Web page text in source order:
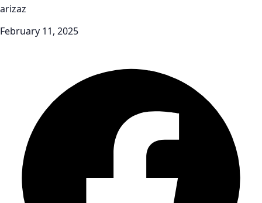
arizaz
February 11, 2025